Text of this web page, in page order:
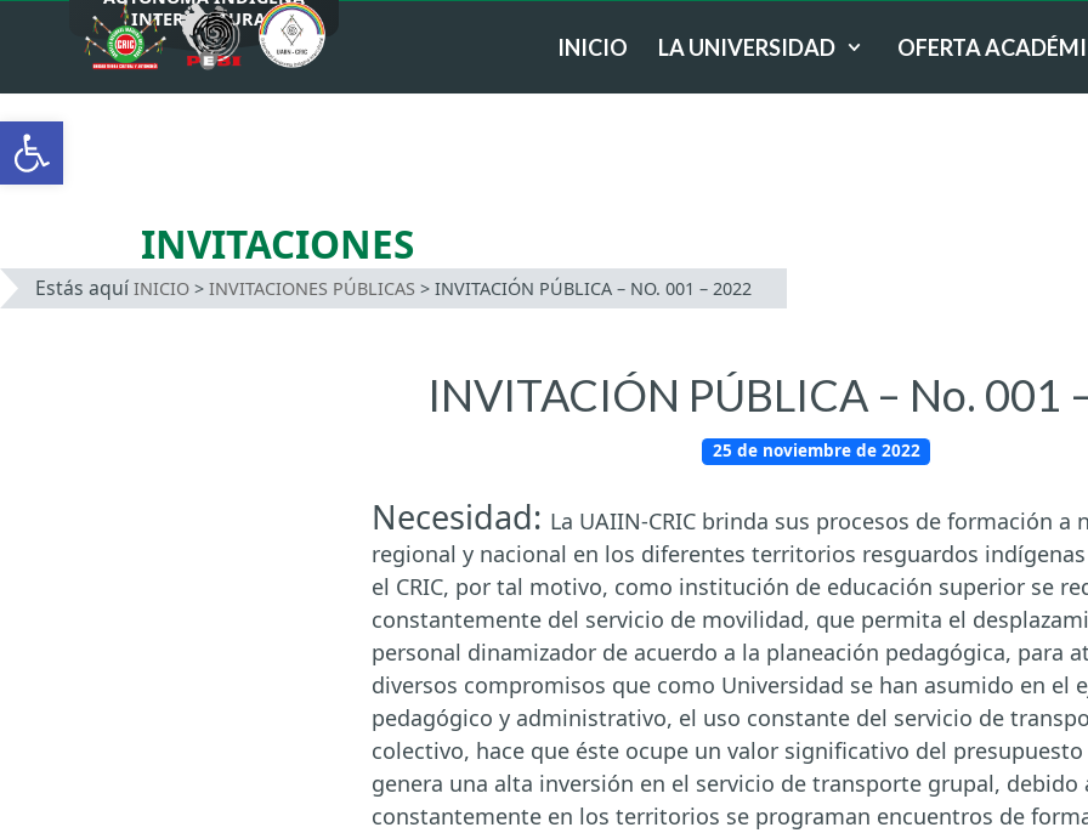
Abrir barra de herramientas
al
contenido
INTERCULTURAL
INICIO LA UNIVERSIDAD OFERTA
INVITACIONES
Estás aquí INICIO> INVITACIONES PÚBLICAS > INVITACIÓN PÚBLICA – NO. 001 – 2022
INVITACIÓN PÚBLICA – No. 001
25 de noviembre de 2022
Necesidad: La UAIIN-CRIC brinda sus procesos de formación a
regional y nacional en los diferentes territorios resguardos
el CRIC, por tal motivo, como institución de educación superior se
constantemente del servicio de movilidad, que permita el
personal dinamizador de acuerdo a la planeación pedagógica, para
diversos compromisos que como Universidad se han asumido en el
pedagógico y administrativo, el uso constante del servicio de
colectivo, hace que éste ocupe un valor significativo del
genera una alta inversión en el servicio de transporte grupal, debido
constantemente en los territorios se programan encuentros de